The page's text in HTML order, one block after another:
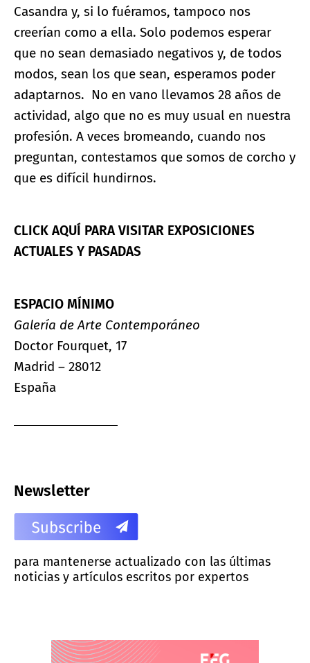
Casandra y, si lo fuéramos, tampoco nos
creerían como a ella. Solo podemos esperar
que no sean demasiado negativos y, de todos
modos, sean los que sean, esperamos poder
adaptarnos. No en vano llevamos 28 años de
actividad, algo que no es muy usual en nuestra
profesión. A veces bromeando, cuando nos
preguntan, contestamos que somos de corcho y
que es difícil hundirnos.
CLICK AQUÍ PARA VISITAR EXPOSICIONES
ACTUALES Y PASADAS
ESPACIO MÍNIMO
Galería de Arte Contemporáneo
Doctor Fourquet, 17
Madrid – 28012
España
Newsletter
para mantenerse actualizado con las últimas
noticias y artículos escritos por expertos